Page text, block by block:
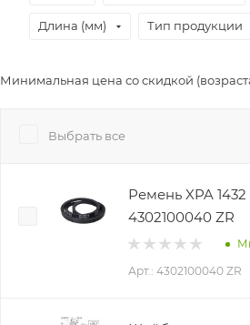
Длина (мм) Тип продукции
Минимальная цена со скидкой
Выбрать все
Ремень XPA
4302100040 ZR
Арт.: 4302100040 ZR